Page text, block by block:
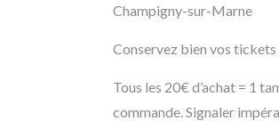
Champigny-sur-Marne
Conservez bien vos
Tous les 20€ d’achat = 1
commande. Signaler